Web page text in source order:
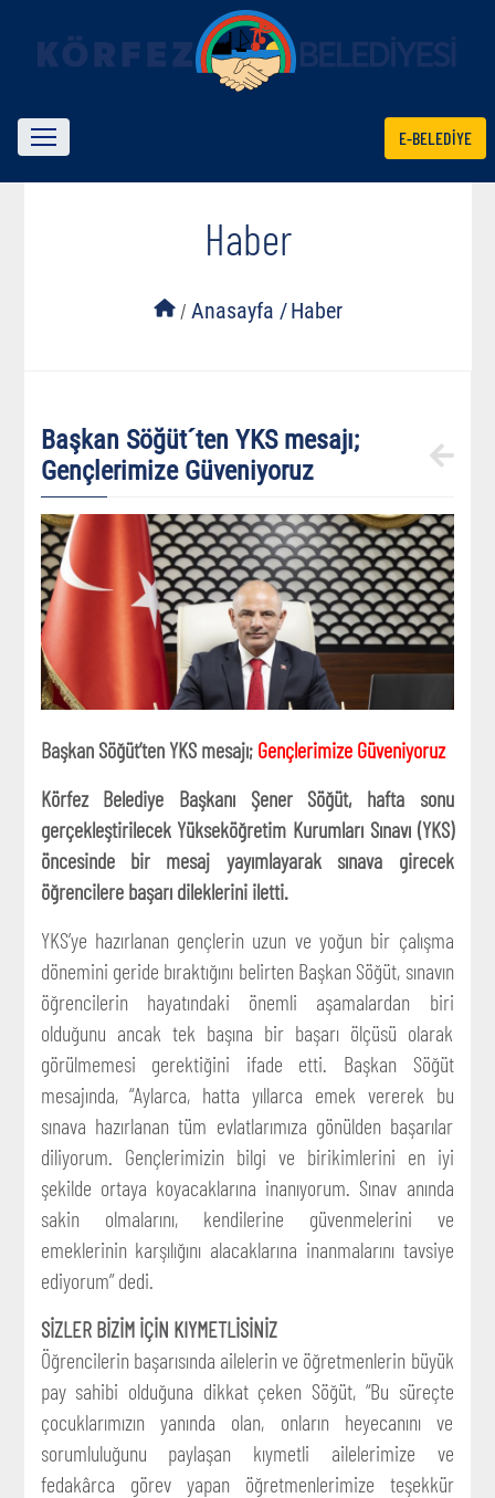
E-BELEDİYE
Haber
/ Anasayfa /Haber
Başkan Söğüt´ten YKS mesajı;
Gençlerimize Güveniyoruz
Başkan Söğüt’ten YKS mesajı; Gençlerimize Güveniyoruz
Körfez Belediye Başkanı Şener Söğüt, hafta sonu
gerçekleştirilecek Yükseköğretim Kurumları Sınavı (YKS)
öncesinde bir mesaj yayımlayarak sınava girecek
öğrencilere başarı dileklerini iletti.
YKS’ye hazırlanan gençlerin uzun ve yoğun bir çalışma
dönemini geride bıraktığını belirten Başkan Söğüt, sınavın
öğrencilerin hayatındaki önemli aşamalardan biri
olduğunu ancak tek başına bir başarı ölçüsü olarak
görülmemesi gerektiğini ifade etti. Başkan Söğüt
mesajında, “Aylarca, hatta yıllarca emek vererek bu
sınava hazırlanan tüm evlatlarımıza gönülden başarılar
diliyorum. Gençlerimizin bilgi ve birikimlerini en iyi
şekilde ortaya koyacaklarına inanıyorum. Sınav anında
sakin olmalarını, kendilerine güvenmelerini ve
emeklerinin karşılığını alacaklarına inanmalarını tavsiye
ediyorum” dedi.
SİZLER BİZİM İÇİN KIYMETLİSİNİZ
Öğrencilerin başarısında ailelerin ve öğretmenlerin büyük
pay sahibi olduğuna dikkat çeken Söğüt, “Bu süreçte
çocuklarımızın yanında olan, onların heyecanını ve
sorumluluğunu paylaşan kıymetli ailelerimize ve
fedakârca görev yapan öğretmenlerimize teşekkür